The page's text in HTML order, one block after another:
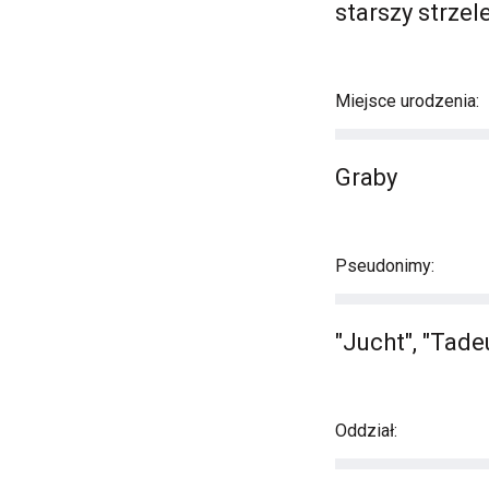
starszy
Miejsce urodzenia:
Graby
Pseudonimy:
"Jucht",
Oddział: